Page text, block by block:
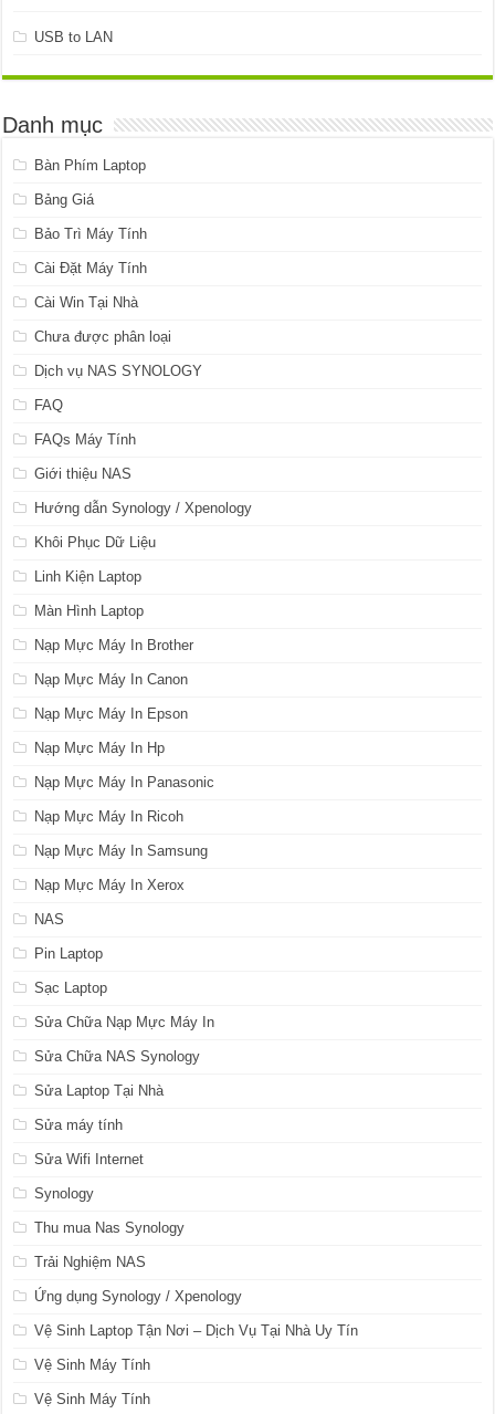
USB to LAN
Danh mục
Bàn Phím Laptop
Bảng Giá
Bảo Trì Máy Tính
Cài Đặt Máy Tính
Cài Win Tại Nhà
Chưa được phân loại
Dịch vụ NAS SYNOLOGY
FAQ
FAQs Máy Tính
Giới thiệu NAS
Hướng dẫn Synology / Xpenology
Khôi Phục Dữ Liệu
Linh Kiện Laptop
Màn Hình Laptop
Nạp Mực Máy In Brother
Nạp Mực Máy In Canon
Nạp Mực Máy In Epson
Nạp Mực Máy In Hp
Nạp Mực Máy In Panasonic
Nạp Mực Máy In Ricoh
Nạp Mực Máy In Samsung
Nạp Mực Máy In Xerox
NAS
Pin Laptop
Sạc Laptop
Sửa Chữa Nạp Mực Máy In
Sửa Chữa NAS Synology
Sửa Laptop Tại Nhà
Sửa máy tính
Sửa Wifi Internet
Synology
Thu mua Nas Synology
Trải Nghiệm NAS
Ứng dụng Synology / Xpenology
Vệ Sinh Laptop Tận Nơi – Dịch Vụ Tại Nhà Uy Tín
Vệ Sinh Máy Tính
Vệ Sinh Máy Tính